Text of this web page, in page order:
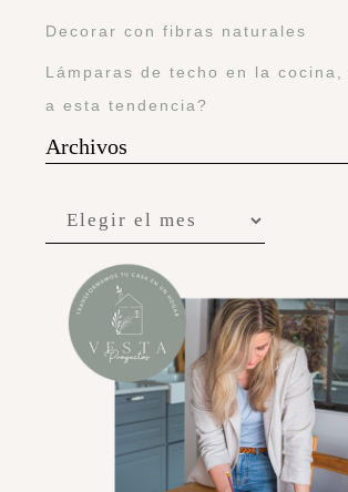
Decorar con fibras naturales
Lámparas de techo en la cocina,
a esta tendencia?
Archivos